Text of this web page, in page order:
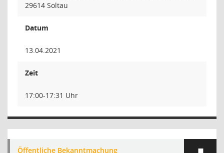
29614 Soltau
Datum
13.04.2021
Zeit
17:00-17:31 Uhr
Öffentliche Bekanntmachung